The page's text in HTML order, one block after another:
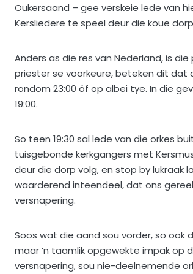
Oukersaand – gee verskeie lede van
Kersliedere te speel deur die koue
Anders as die res van Nederland, is
priester se voorkeure, beteken dit dat
rondom 23:00 óf op albei tye. In die
19:00.
So teen 19:30 sal lede van die orkes
tuisgebonde kerkgangers met
deur die dorp volg, en stop by lukraak
waarderend inteendeel, dat ons
versnapering.
Soos wat die aand sou vorder, so ook
maar ’n taamlik opgewekte impak op
versnapering, sou nie-deelnemende